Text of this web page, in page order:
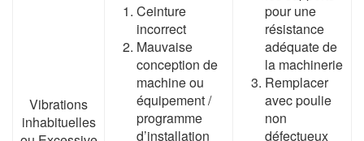
Vibrations
inhabituelles
Ceinture
incorrect
Mauvaise
conception de
machine ou
équipement /
programme
d’installation
pour une
résistance
adéquate de
la machinerie
Remplacer
avec poulie
non
défectueux